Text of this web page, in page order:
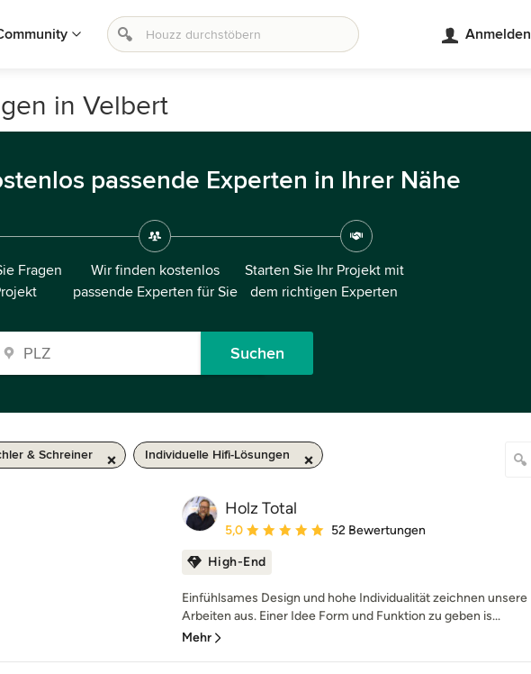
Anmelden
in Velbert
passende Experten in Ihrer Nähe
Fragen
Wir finden kostenlos
passende Experten für Sie
Starten Sie Ihr Projekt mit
dem richtigen Experten
Suchen
& Schreiner Individuelle Hifi-Lösungen
Holz Total
Durchschnittliche Bewertung: 5 von 5 Sternen
5,0 52 Bewertungen
High-End
Einfühlsames Design und hohe Individualität zeichnen unsere
Arbeiten aus. Einer Idee Form und Funktion zu geben is...
Mehr